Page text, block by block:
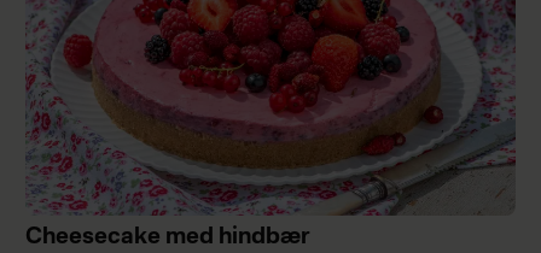
Cheesecake med hindbær